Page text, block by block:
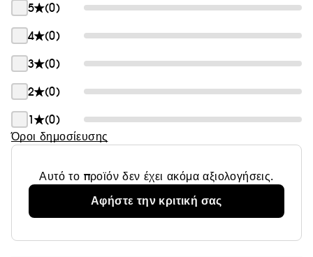
5
(0)
4
(0)
3
(0)
2
(0)
1
(0)
Όροι δημοσίευσης
Αυτό το προϊόν δεν έχει ακόμα αξιολογήσεις.
Αφήστε την κριτική σας